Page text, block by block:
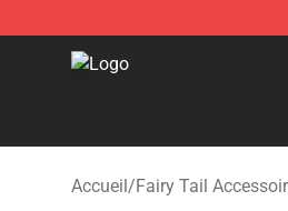
Fairy Tail Store - Official
Accueil/Fairy Tail